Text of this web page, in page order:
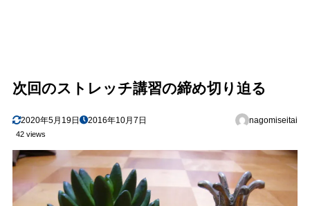
次回のストレッチ講習の締め切り迫る
2020年5月19日 2016年10月7日 nagomiseitai
42 views